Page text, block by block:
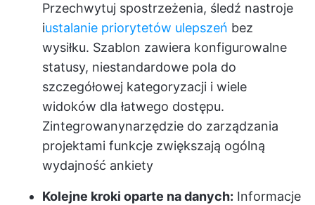
Przechwytuj spostrzeżenia, śledź nastroje
iustalanie priorytetów ulepszeń bez
wysiłku. Szablon zawiera konfigurowalne
statusy, niestandardowe pola do
szczegółowej kategoryzacji i wiele
widoków dla łatwego dostępu.
Zintegrowanynarzędzie do zarządzania
projektami funkcje zwiększają ogólną
wydajność ankiety
Kolejne kroki oparte na danych: Informacje